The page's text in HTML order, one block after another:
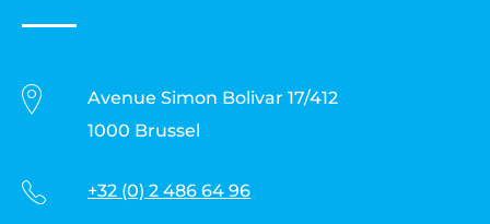
Avenue Simon Bolivar 17/412
1000 Brussel
+32 (0) 2 486 64 96